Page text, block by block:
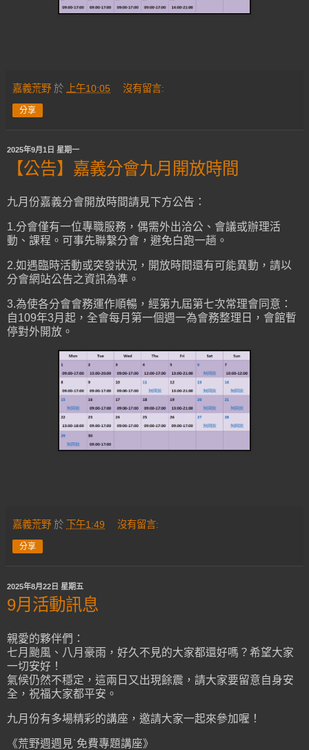
嘉義荒野 於 上午10:05 沒有留言:
分享
2025年9月1日 星期一
【公告】嘉義分會九月開放時間
九月份嘉義分會開放時間請見下方公告：
1.分會僅有一位專職服務，偶需外出洽公、會議或辦理活
動、課程。可事先聯繫分會，避免白跑一趟。
2.如遇臨時活動或突發狀況，開放時間還有可能異動，請以
分會網站公告之資訊為準。
3.為使各分會會務運作順暢，經第九屆第七次常理會同意：
自109年3月起，全會每月第一個週一為會務整理日，會館暫
停對外開放。
嘉義荒野 於 下午1:49 沒有留言:
分享
2025年8月22日 星期五
9月活動訊息
親愛的夥伴們：
七月颱風、八月豪雨，好久不見的大家都還好嗎？希望大家
一切安好！
氣候仍然不穩定，這兩日又出現餘震，請大家要留意自身安
全，祝福大家都平安。
九月份有多場精彩的講座，邀請大家一起來參加喔！
《荒野週週見˙免費專題講座》